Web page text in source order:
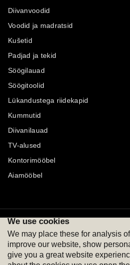
Diivanvoodid
Voodid ja madratsid
Kušetid
Padjad ja tekid
Söögilauad
Söögitoolid
Lükandustega riidekapid
Kummutid
Diivanilauad
TV-alused
Kontorimööbel
Aiamööbel
Maksevõimalused
We use cookies
We may place these for analysis
improve our website, show
give you a great website